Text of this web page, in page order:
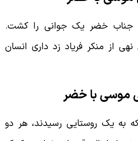
خضر یک جوانی را کشت.
از منکر فریاد زد داری انسان
با خضر
یک روستایی رسیدند، هر دو